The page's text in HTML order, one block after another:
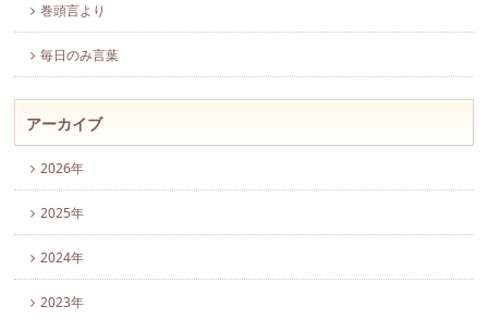
巻頭言より
毎日のみ言葉
アーカイブ
2026年
2025年
2024年
2023年